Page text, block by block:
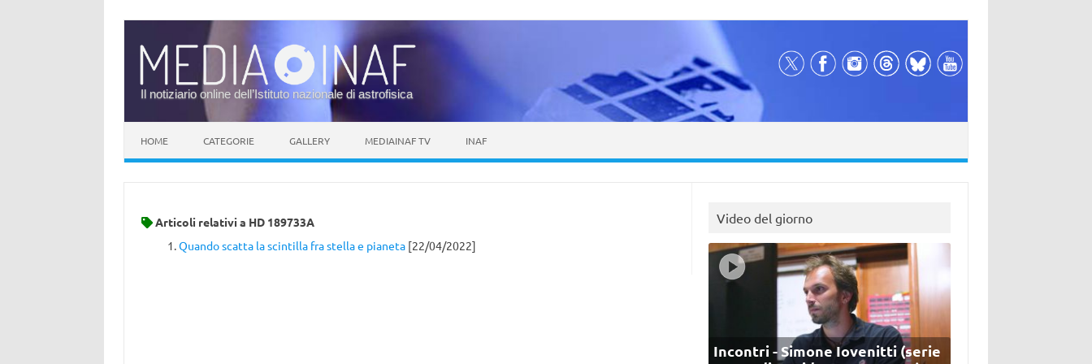
Il notiziario online dell’Istituto nazionale di astrofisica
HOME CATEGORIE GALLERY MEDIAINAF TV INAF
Articoli relativi a HD 189733A
Quando scatta la scintilla fra stella e pianeta[22/04/2022]
Video del giorno
Incontri - Simone Iovenitti (serie